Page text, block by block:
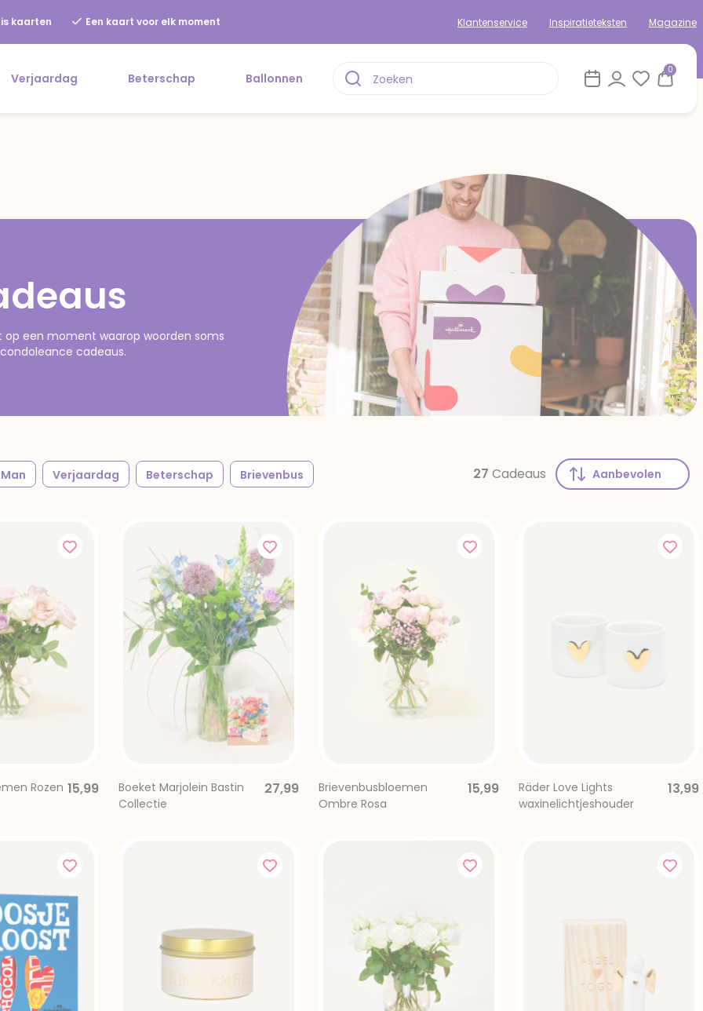
kaarten Een kaart voor elk moment Klantenservice Inspiratieteksten Magazine
Verjaardag Beterschap Ballonnen
0
een moment waarop woorden soms
cadeaus.
Man Verjaardag Beterschap Brievenbus 27 Cadeaus
Rozen 15,99
Boeket Marjolein Bastin
Collectie
27,99
Brievenbusbloemen
Ombre Rosa
15,99
Räder Love Lights
waxinelichtjeshouder
13,99